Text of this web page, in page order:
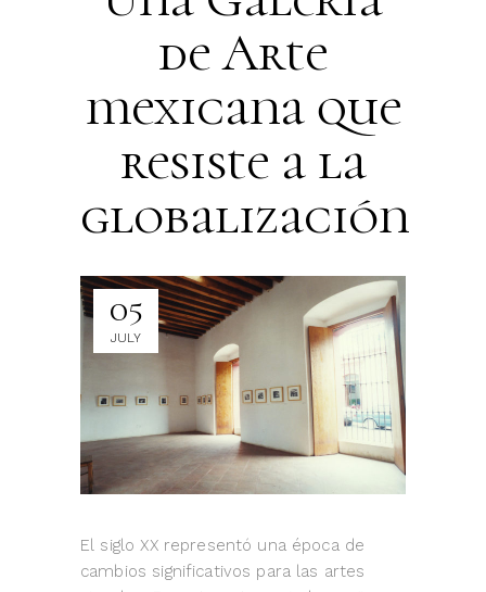
de Arte
mexicana que
resiste a la
globalización
05
JULY
El siglo XX representó una época de
cambios significativos para las artes